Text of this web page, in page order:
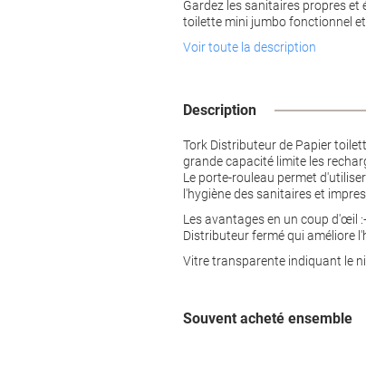
Gardez les sanitaires propres
toilette mini jumbo fonctionnel et
Voir toute la description
Description
Tork Distributeur de Papier
grande capacité limite les
Le porte-rouleau permet
l'hygiène des sanitaires et
Les avantages en un coup d'œil
Distributeur fermé qui améliore
Vitre transparente indiquant le
Souvent acheté ensemble